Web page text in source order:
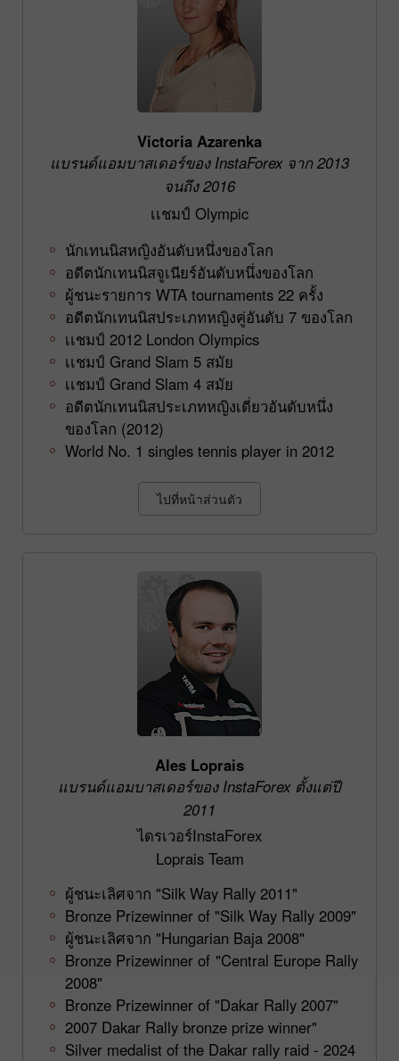
Victoria Azarenka
แบรนด์แอมบาสเดอร์ของ InstaForex จาก 2013
จนถึง 2016
เเชมป์ Olympic
นักเทนนิสหญิงอันดับหนึ่งของโลก
อดีตนักเทนนิสจูเนียร์อันดับหนึ่งของโลก
ผู้ชนะรายการ WTA tournaments 22 ครั้ง
อดีตนักเทนนิสประเภทหญิงคู่อันดับ 7 ของโลก
เเชมป์ 2012 London Olympics
เเชมป์ Grand Slam 5 สมัย
เเชมป์ Grand Slam 4 สมัย
อดีตนักเทนนิสประเภทหญิงเดี่ยวอันดับหนึ่ง
ของโลก (2012)
World No. 1 singles tennis player in 2012
ไปที่หน้าส่วนตัว
Ales Loprais
แบรนด์แอมบาสเดอร์ของ InstaForex ตั้งแต่ปี
2011
ไดรเวอร์InstaForex
Loprais Team
ผู้ชนะเลิศจาก "Silk Way Rally 2011"
Bronze Prizewinner of "Silk Way Rally 2009"
ผู้ชนะเลิศจาก "Hungarian Baja 2008"
Bronze Prizewinner of "Central Europe Rally
2008"
Bronze Prizewinner of "Dakar Rally 2007"
2007 Dakar Rally bronze prize winner"
Silver medalist of the Dakar rally raid - 2024